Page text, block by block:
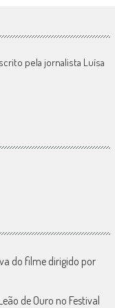
pela jornalista Luísa
do filme dirigido por
de Ouro no Festival